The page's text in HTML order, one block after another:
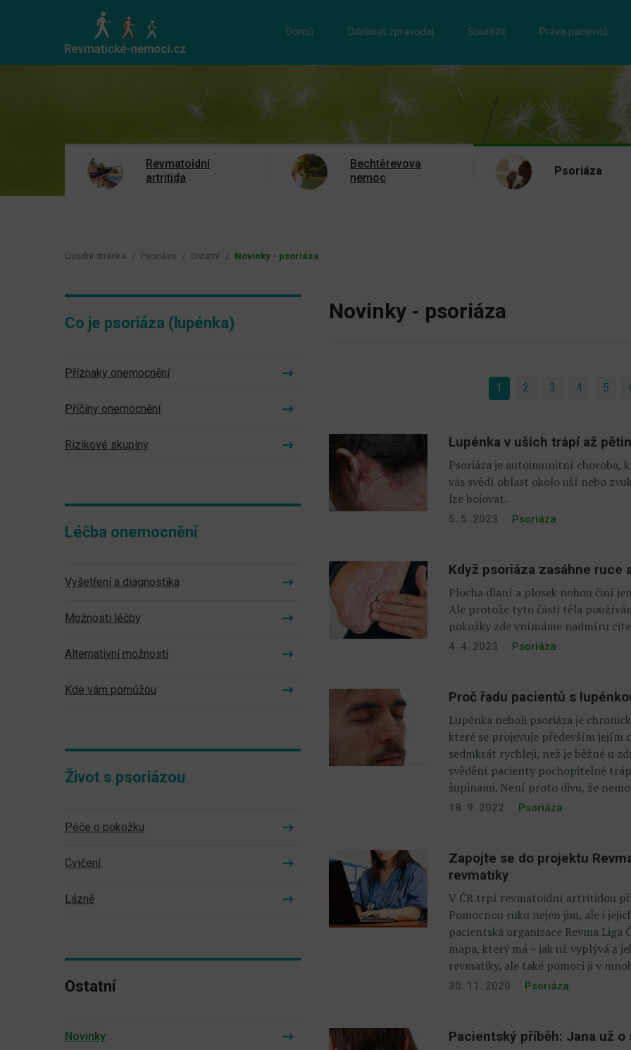
Domů Odebírat zpravodaj Soutěžit Práva pacientů
Revmatoidní
artritida
Bechtěrevova
nemoc
Psoriáza
Úvodní stránka Psoriáza Ostatní Novinky - psoriáza
Novinky - psoriáza
1 (current)
2 3 4 5
Lupénka v uších trápí až
Psoriáza je autoimunitní choroba,
vás svědí oblast okolo uší nebo
lze bojovat.
5. 5. 2023 Psoriáza
Když psoriáza zasáhne ruce
Plocha dlaní a plosek nohou činí
Ale protože tyto části těla
pokožky zde vnímáme nadmíru
4. 4. 2023 Psoriáza
Proč řadu pacientů s
Lupénka neboli psoriáza je
které se projevuje především jejím
sedmkrát rychleji, než je běžné u
svědění pacienty pochopitelně
šupinami. Není proto divu, že
18. 9. 2022 Psoriáza
Zapojte se do projektu
revmatiky
V ČR trpí revmatoidní artritidou
Pomocnou ruku nejen jim, ale i
pacientská organizace Revma Liga
mapa, který má – jak už vyplývá z
revmatiky, ale také pomoci ji v
30. 11. 2020 Psoriáza
Pacientský příběh: Jana už
Co je psoriáza (lupénka)
Příznaky onemocnění
Příčiny onemocnění
Rizikové skupiny
Léčba onemocnění
Vyšetření a diagnostika
Možnosti léčby
Alternativní možnosti
Kde vám pomůžou
Život s psoriázou
Péče o pokožku
Cvičení
Lázně
Ostatní
Novinky